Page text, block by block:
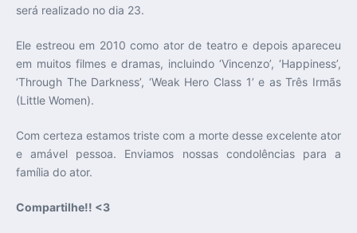
será realizado no dia 23.
Ele estreou em 2010 como ator de teatro e depois apareceu
em muitos filmes e dramas, incluindo ‘Vincenzo’, ‘Happiness’,
‘Through The Darkness’, ‘Weak Hero Class 1’ e as Três Irmãs
(Little Women).
Com certeza estamos triste com a morte desse excelente ator
e amável pessoa. Enviamos nossas condolências para a
família do ator.
Compartilhe!! <3